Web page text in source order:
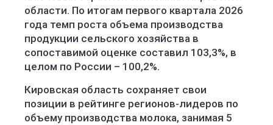
области. По итогам первого квартала 2026
года темп роста объема производства
продукции сельского хозяйства в
сопоставимой оценке составил 103,3%, в
целом по России – 100,2%.
Кировская область сохраняет свои
позиции в рейтинге регионов-лидеров по
объему производства молока, занимая 5